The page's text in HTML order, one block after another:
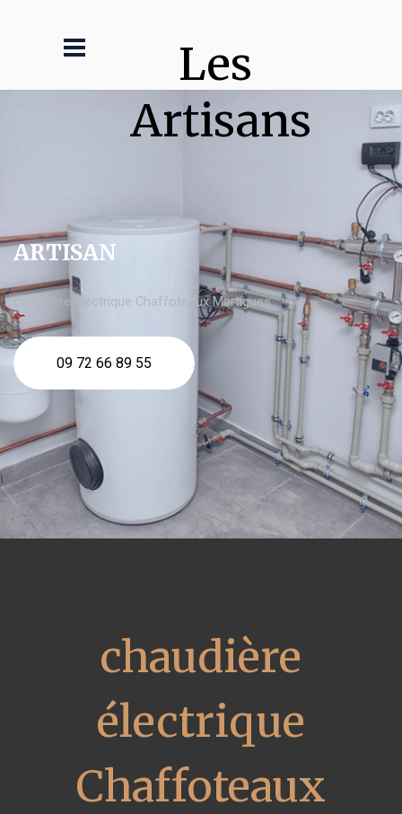
Les
Artisans
ARTISAN
chaudière électrique Chaffoteaux Martigues
09 72 66 89 55
chaudière
électrique
Chaffoteaux